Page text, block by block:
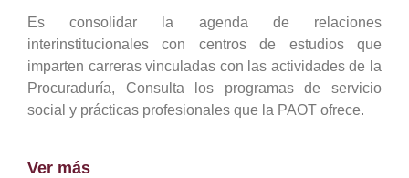
Es consolidar la agenda de relaciones
interinstitucionales con centros de estudios que
imparten carreras vinculadas con las actividades de la
Procuraduría, Consulta los programas de servicio
social y prácticas profesionales que la PAOT ofrece.
Ver más